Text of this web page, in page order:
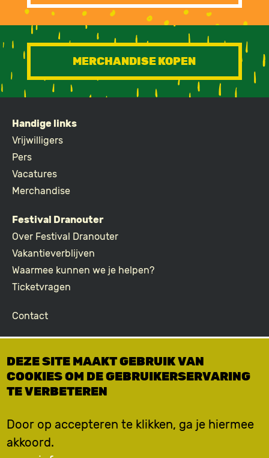
MERCHANDISE KOPEN
FOOTER
Handige links
Vrijwilligers
Pers
Vacatures
Merchandise
Festival Dranouter
Over Festival Dranouter
Vakantieverblijven
Waarmee kunnen we je helpen?
Ticketvragen
Contact
Podcast
Facebook
Instagram
DEZE SITE MAAKT GEBRUIK VAN
COOKIES OM DE GEBRUIKERSERVARING
TE VERBETEREN
Door op accepteren te klikken, ga je hiermee
akkoord.